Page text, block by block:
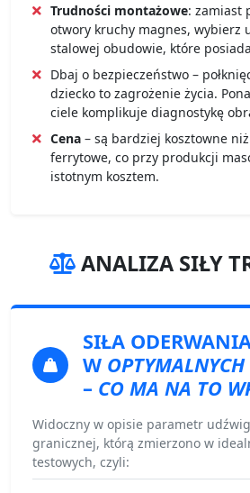
Trudności montażowe: zamiast
otwory kruchy magnes, wybierz
stalowej obudowie, które
Dbaj o bezpieczeństwo –
dziecko to zagrożenie życia.
ciele komplikuje diagnostykę
Cena – są bardziej kosztowne
ferrytowe, co przy produkcji
istotnym kosztem.
ANALIZA SIŁY
SIŁA
W
– CO MA NA TO
Widoczny w opisie parametr
granicznej, którą zmierzono w
testowych, czyli: